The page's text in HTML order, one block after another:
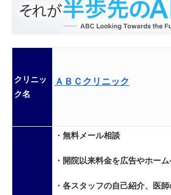
クリニッ
ク名
ＡＢＣクリニック
・無料メール相談
・開院以来料金を広告やホー
・各スタッフの自己紹介、医